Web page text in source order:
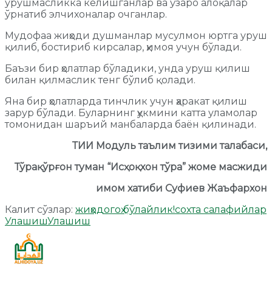
урушмасликка келишганлар ва ўзаро алоқалар
ўрнатиб элчихоналар очганлар.
Мудофаа жиҳоди душманлар мусулмон юртга уруш
қилиб, бостириб кирсалар, ҳимоя учун бўлади.
Баъзи бир ҳолатлар бўладики, унда уруш қилиш
билан қилмаслик тенг бўлиб қолади.
Яна бир ҳолатларда тинчлик учун ҳаракат қилиш
зарур бўлади. Буларнинг ҳукмини катта уламолар
томонидан шаръий манбаларда баён қилинади.
ТИИ Модуль таълим тизими талабаси,
Тўрақўрғон туман “Исҳоқхон тўра” жоме масжиди
имом хатиби Суфиев Жаъфархон
Калит сўзлар: жиҳодогоҳ бўлайлик!сохта салафийлар
УлашишУлашиш